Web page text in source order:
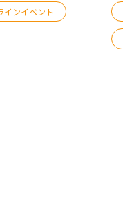
インイベント